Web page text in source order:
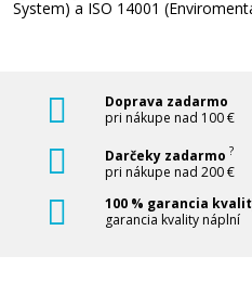
System) a ISO 14001
Doprava zadarmo
pri nákupe nad 100 €
Darčeky zadarmo ?
pri nákupe nad 200 €
100 % garancia
garancia kvality náplní